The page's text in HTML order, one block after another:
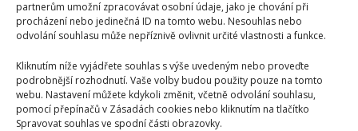
partnerům umožní zpracovávat osobní údaje, jako je chování při
procházení nebo jedinečná ID na tomto webu. Nesouhlas nebo
odvolání souhlasu může nepříznivě ovlivnit určité vlastnosti a funkce.
Kliknutím níže vyjádřete souhlas s výše uvedeným nebo proveďte
podrobnější rozhodnutí. Vaše volby budou použity pouze na tomto
webu. Nastavení můžete kdykoli změnit, včetně odvolání souhlasu,
pomocí přepínačů v Zásadách cookies nebo kliknutím na tlačítko
Spravovat souhlas ve spodní části obrazovky.